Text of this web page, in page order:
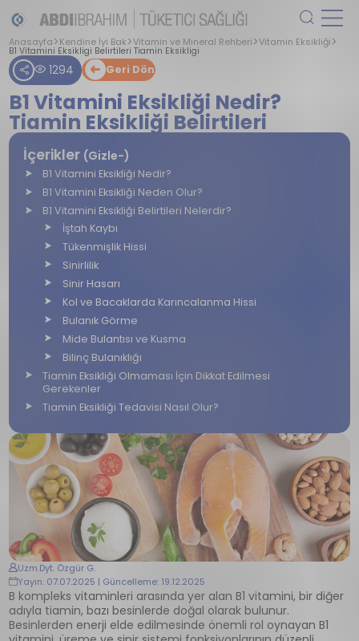
Anasayfa Kendine İyi Bak Vitamin ve Mineral Rehberi Vitamin Eksikliği
B1 Vitamini Eksikligi Belirtileri Tiamin Eksikligi
1294 Geri Dön
B1 Vitamini Eksikliği Nedir?
Tiamin Eksikliği Belirtileri
Uzm.Dyt. Özgür G.
Yayın: 07.07.2025 | Güncelleme: 19.12.2025
B kompleks vitaminleri arasında yer alan B1 vitamini, bir diğer
adıyla tiamin, bazı besinlerde doğal olarak bulunur.
Besinlerden enerji elde edilmesinde önemli rol oynayan B1
İçerikler (Gizle-)
B1 Vitamini Eksikliği Nedir?
B1 Vitamini Eksikliği Neden Olur?
B1 Vitamini Eksikliği Belirtileri Nelerdir?
İştah Kaybı
Tükenmişlik Hissi
Sinirlilik
Sinir Hasarı
Kol ve Bacaklarda Karıncalanma Hissi
Bulanık Görme
Mide Bulantısı ve Kusma
Bilinç Bulanıklığı
Tiamin Eksikliği Olmaması İçin Dikkat Edilmesi
Gerekenler
Tiamin Eksikliği Tedavisi Nasıl Olur?